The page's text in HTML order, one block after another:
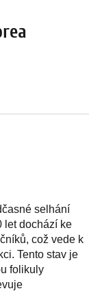
selhání
let dochází ke
což vede k
Tento stav je
folikuly